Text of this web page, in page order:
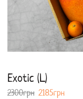
Exotic (L)
2300грн 2185грн